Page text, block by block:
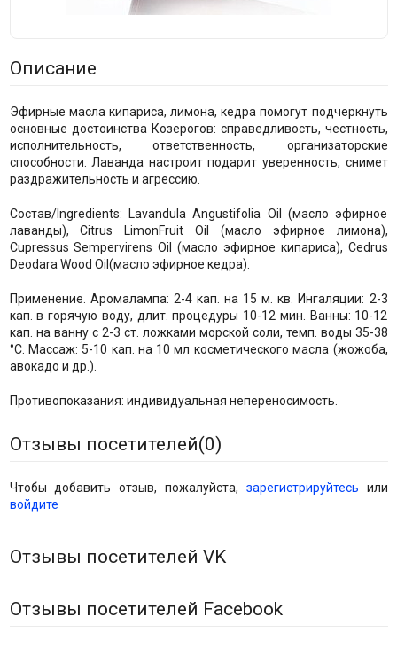
Описание
Эфирные масла кипариса, лимона, кедра помогут подчеркнуть
основные достоинства Козерогов: справедливость, честность,
исполнительность, ответственность, организаторские
способности. Лаванда настроит подарит уверенность, снимет
раздражительность и агрессию.
Состав/Ingredients: Lavandula Angustifolia Oil (масло эфирное
лаванды), Citrus LimonFruit Oil (масло эфирное лимона),
Cupressus Sempervirens Oil (масло эфирное кипариса), Cedrus
Deodara Wood Oil(масло эфирное кедра).
Применение. Аромалампа: 2-4 кап. на 15 м. кв. Ингаляции: 2-3
кап. в горячую воду, длит. процедуры 10-12 мин. Ванны: 10-12
кап. на ванну с 2-3 ст. ложками морской соли, темп. воды 35-38
°С. Массаж: 5-10 кап. на 10 мл косметического масла (жожоба,
авокадо и др.).
Противопоказания: индивидуальная непереносимость.
Отзывы посетителей(0)
Чтобы добавить отзыв, пожалуйста, зарегистрируйтесь или
войдите
Отзывы посетителей VK
Отзывы посетителей Facebook